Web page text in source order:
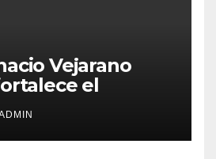
Vejarano
el
mexicano
visual